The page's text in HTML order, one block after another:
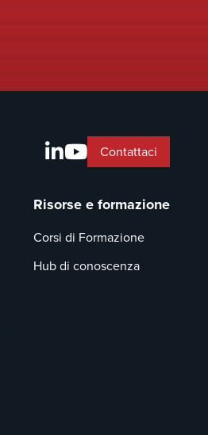
Contattaci
Risorse e formazione
Corsi di Formazione
Hub di conoscenza